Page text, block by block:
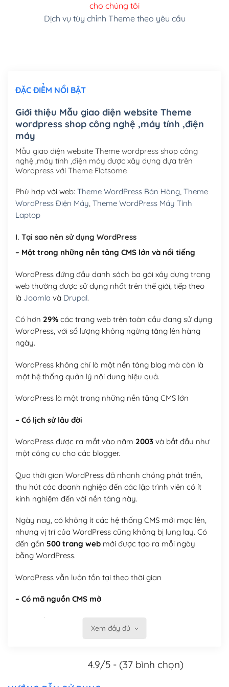
Cài đặt SMTP Mail cho site Wordpress(+100,000₫)
Mua thêm Host + Tên miền
Tên miền quốc tế .com .net .org (1 năm)
Tên miền Việt Nam .vn (1 năm)(+550,000₫)
Hosting 2GB SSD (1 năm) (+450,000₫)
Hosting 3GB SSD (1 năm)(+550,000₫)
Hosting 5GB SSD (1 năm) (+650,000₫)
Hosting 8GB SSD (1 năm)(+950,000₫)
cho chúng tôi
Dịch vụ tùy chỉnh Theme theo yêu cầu
ĐẶC ĐIỂM NỔI BẬT
Giới thiệu Mẫu giao diện website Theme
wordpress shop công nghệ ,máy tính ,điện
máy
Mẫu giao diện website Theme wordpress shop công
nghệ ,máy tính ,điện máy được xây dựng dựa trên
Wordpress với Theme Flatsome
Phù hợp với web: Theme WordPress Bán Hàng, Theme
WordPress Điện Máy, Theme WordPress Máy Tính
Laptop
I. Tại sao nên sử dụng WordPress
– Một trong những nền tảng CMS lớn và nổi tiếng
WordPress đứng đầu danh sách ba gói xây dựng trang
web thường được sử dụng nhất trên thế giới, tiếp theo
là Joomla và Drupal.
Có hơn 29%các trang web trên toàn cầu đang sử dụng
WordPress, với số lượng không ngừng tăng lên hàng
ngày.
WordPress không chỉ là một nền tảng blog mà còn là
một hệ thống quản lý nội dung hiệu quả.
WordPress là một trong những nền tảng CMS lớn
– Có lịch sử lâu đời
WordPress được ra mắt vào năm 2003và bắt đầu như
một công cụ cho các blogger.
Qua thời gian WordPress đã nhanh chóng phát triển,
thu hút các doanh nghiệp đến các lập trình viên có ít
kinh nghiệm đến với nền tảng này.
Ngày nay, có không ít các hệ thống CMS mới mọc lên,
nhưng vị trí của WordPress cũng không bị lung lay. Có
đến gần 500 trang webmới được tạo ra mỗi ngày
bằng WordPress.
WordPress vẫn luôn tồn tại theo thời gian
– Có mã nguồn CMS mở
Mã nguồn mở cung cấp các tính năng tùy biến, tự thay
đổi theme, tự cài plugin, tự quản lý, bạn có thể tùy chỉnh
Xem đầy đủ
4.9/5 - (37 bình chọn)